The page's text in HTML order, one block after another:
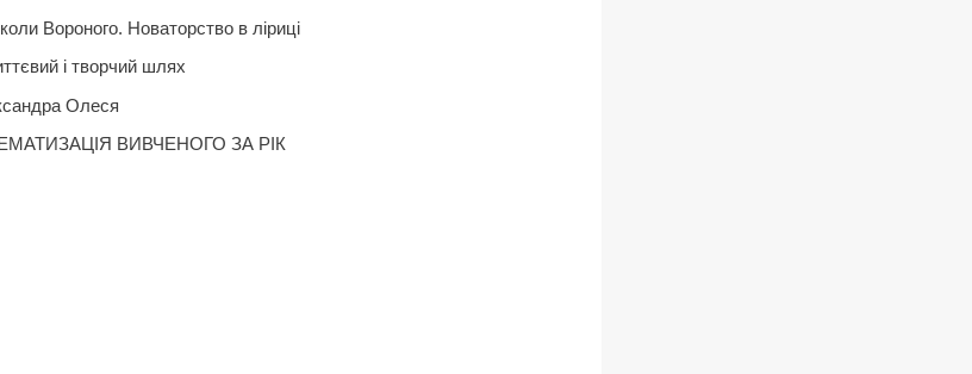
Вороного. Новаторство в ліриці
і творчий шлях
Олеся
ВИВЧЕНОГО ЗА РІК